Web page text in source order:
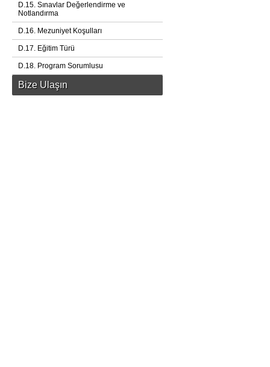
D.15. Sınavlar Değerlendirme ve
Notlandırma
D.16. Mezuniyet Koşulları
D.17. Eğitim Türü
D.18. Program Sorumlusu
Bize Ulaşın